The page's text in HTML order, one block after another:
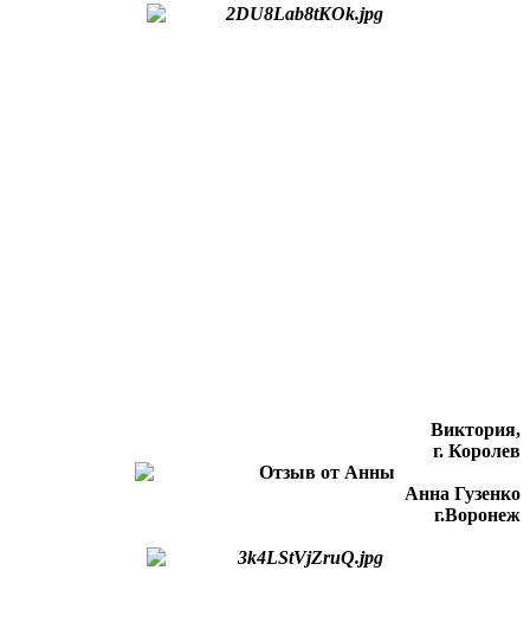
Виктория,
г. Королев
Анна Гузенко
г.Воронеж